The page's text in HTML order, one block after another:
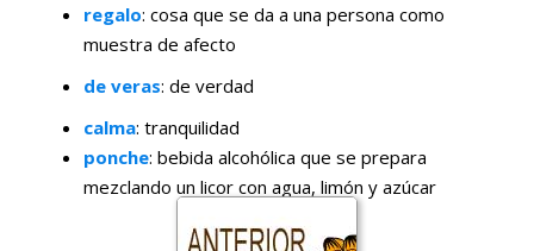
regalo: cosa que se da a una persona como
muestra de afecto
de veras: de verdad
calma: tranquilidad
ponche: bebida alcohólica que se prepara
mezclando un licor con agua, limón y azúcar